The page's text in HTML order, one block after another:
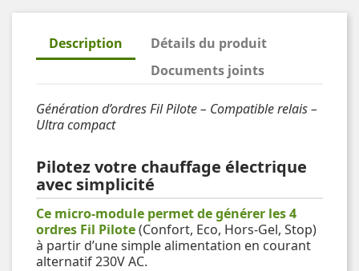
Description
Détails du produit
Documents joints
Génération d’ordres Fil Pilote – Compatible relais –
Ultra compact
Pilotez votre chauffage électrique
avec simplicité
Ce micro-module permet de générer les 4
ordres Fil Pilote(Confort, Eco, Hors-Gel, Stop)
à partir d’une simple alimentation en courant
alternatif 230V AC.